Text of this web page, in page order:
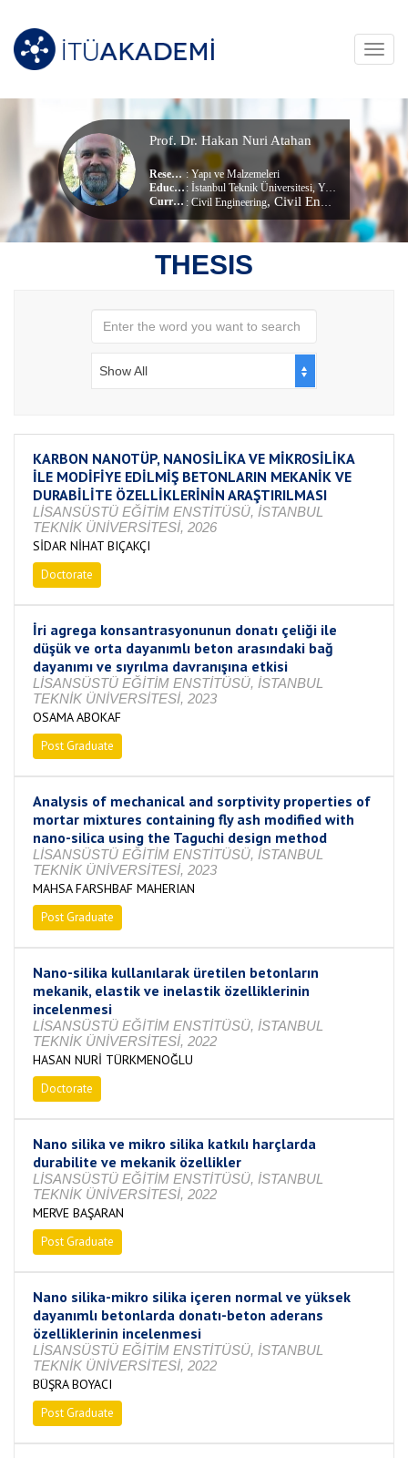
Prof. Dr. Hakan Nuri Atahan
Research Area :Yapı ve Malzemeleri
Education Info
: İstanbul Teknik Üniversitesi, Yapi Mühendisliği (dr) (Doktora)
Current Unit :Civil Engineering, Civil Engineering
THESIS
Show All
KARBON NANOTÜP, NANOSİLİKA VE MİKROSİLİKA
İLE MODİFİYE EDİLMİŞ BETONLARIN MEKANİK VE
DURABİLİTE ÖZELLİKLERİNİN ARAŞTIRILMASI
LİSANSÜSTÜ EĞİTİM ENSTİTÜSÜ, İSTANBUL
TEKNİK ÜNİVERSİTESİ, 2026
SİDAR NİHAT BIÇAKÇI
Doctorate
İri agrega konsantrasyonunun donatı çeliği ile
düşük ve orta dayanımlı beton arasındaki bağ
dayanımı ve sıyrılma davranışına etkisi
LİSANSÜSTÜ EĞİTİM ENSTİTÜSÜ, İSTANBUL
TEKNİK ÜNİVERSİTESİ, 2023
OSAMA ABOKAF
Post Graduate
Analysis of mechanical and sorptivity properties of
mortar mixtures containing fly ash modified with
nano-silica using the Taguchi design method
LİSANSÜSTÜ EĞİTİM ENSTİTÜSÜ, İSTANBUL
TEKNİK ÜNİVERSİTESİ, 2023
MAHSA FARSHBAF MAHERIAN
Post Graduate
Nano-silika kullanılarak üretilen betonların
mekanik, elastik ve inelastik özelliklerinin
incelenmesi
LİSANSÜSTÜ EĞİTİM ENSTİTÜSÜ, İSTANBUL
TEKNİK ÜNİVERSİTESİ, 2022
HASAN NURİ TÜRKMENOĞLU
Doctorate
Nano silika ve mikro silika katkılı harçlarda
durabilite ve mekanik özellikler
LİSANSÜSTÜ EĞİTİM ENSTİTÜSÜ, İSTANBUL
TEKNİK ÜNİVERSİTESİ, 2022
MERVE BAŞARAN
Post Graduate
Nano silika-mikro silika içeren normal ve yüksek
dayanımlı betonlarda donatı-beton aderans
özelliklerinin incelenmesi
LİSANSÜSTÜ EĞİTİM ENSTİTÜSÜ, İSTANBUL
TEKNİK ÜNİVERSİTESİ, 2022
BÜŞRA BOYACI
Post Graduate